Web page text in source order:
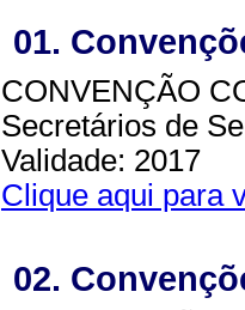
01.
CONVENÇÃO
Secretários de
Validade: 2017
Clique aqui para
02.